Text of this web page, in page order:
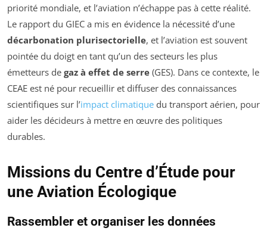
priorité mondiale, et l’aviation n’échappe pas à cette réalité.
Le rapport du GIEC a mis en évidence la nécessité d’une
décarbonation plurisectorielle, et l’aviation est souvent
pointée du doigt en tant qu’un des secteurs les plus
émetteurs de gaz à effet de serre (GES). Dans ce contexte, le
CEAE est né pour recueillir et diffuser des connaissances
scientifiques sur l’impact climatique du transport aérien, pour
aider les décideurs à mettre en œuvre des politiques
durables.
Missions du Centre d’Étude pour
une Aviation Écologique
Rassembler et organiser les données